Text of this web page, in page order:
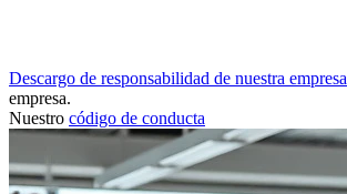
Descargo de responsabilidad de nuestra empresa
empresa.
Nuestro código de conducta